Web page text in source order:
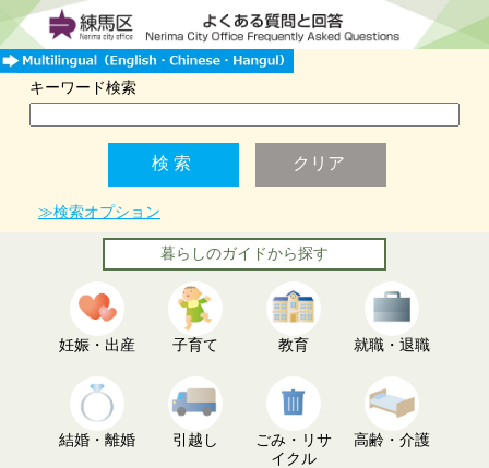
キーワード検索
≫検索オプション
暮らしのガイドから探す
妊娠・出産 子育て 教育 就職・退職
結婚・離婚 引越し
ごみ・リサ
イクル
高齢・介護